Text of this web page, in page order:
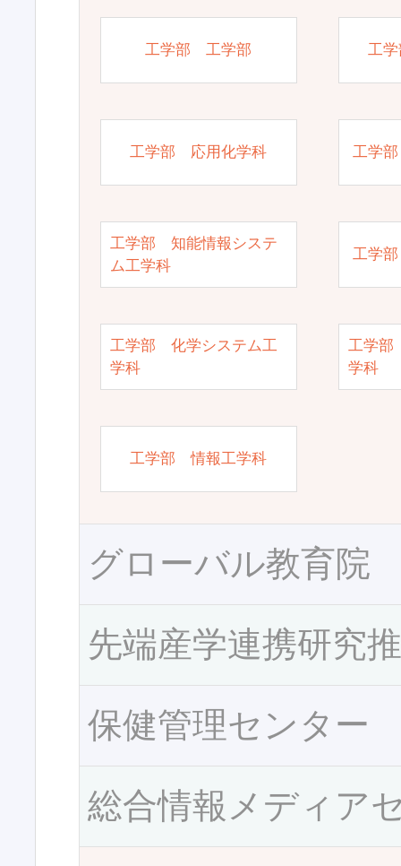
工学部 工学部 工
工学部 応用化学科 工学
工学部 知能情報システ
ム工学科
工学
工学部 化学システム工
学科
工学部
学科
工学部 情報工学科
グローバル教育院
先端産学連携研究
保健管理センター
総合情報メディア